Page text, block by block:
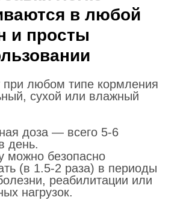
в любой
и просты
при любом типе кормления
сухой или влажный
доза — всего 5-6
день.
можно безопасно
(в 1.5-2 раза) в периоды
реабилитации или
нагрузок.